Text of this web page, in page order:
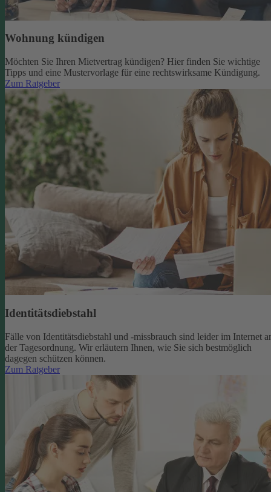
Wohnung kündigen
Möchten Sie Ihren Mietvertrag kündigen? Hier finden Sie wichtige
Tipps und eine Mustervorlage für eine rechtswirksame Kündigung.
Zum Ratgeber
Identitätsdiebstahl
Fälle von Identitätsdiebstahl und -missbrauch sind leider im Internet
der Tagesordnung. Wir erläutern Ihnen, wie Sie sich bestmöglich
dagegen schützen können.
Zum Ratgeber